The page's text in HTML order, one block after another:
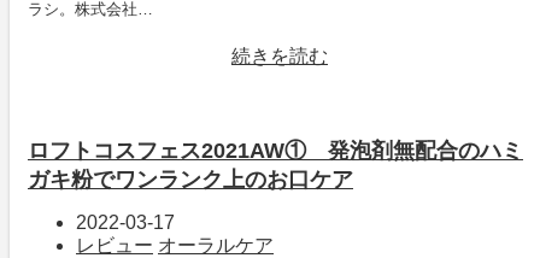
ラシ。株式会社…
続きを読む
ロフトコスフェス2021AW① 発泡剤無配合のハミ
ガキ粉でワンランク上のお口ケア
2022-03-17
レビュー オーラルケア